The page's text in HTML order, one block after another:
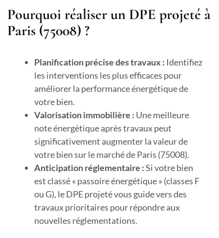
Pourquoi réaliser un DPE projeté à
Paris (75008) ?
Planification précise des travaux : Identifiez
les interventions les plus efficaces pour
améliorer la performance énergétique de
votre bien.
Valorisation immobilière : Une meilleure
note énergétique après travaux peut
significativement augmenter la valeur de
votre bien sur le marché de Paris (75008).
Anticipation réglementaire :Si votre bien
est classé « passoire énergétique » (classes F
ou G), le DPE projeté vous guide vers des
travaux prioritaires pour répondre aux
nouvelles réglementations.